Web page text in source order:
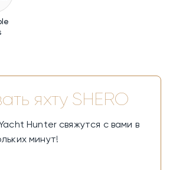
яхту SHERO
Hunter свяжутся с вами в
минут!